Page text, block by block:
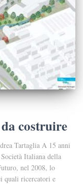
costruire
Tartaglia A 15 anni
Italiana della
nel 2008, lo
quali ricercatori e